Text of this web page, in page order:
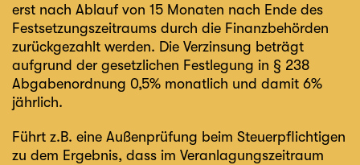
erst nach Ablauf von 15 Monaten nach Ende des
Festsetzungszeitraums durch die Finanzbehörden
zurückgezahlt werden. Die Verzinsung beträgt
aufgrund der gesetzlichen Festlegung in § 238
Abgabenordnung 0,5% monatlich und damit 6%
jährlich.
Führt z.B. eine Außenprüfung beim Steuerpflichtigen
zu dem Ergebnis, dass im Veranlagungszeitraum